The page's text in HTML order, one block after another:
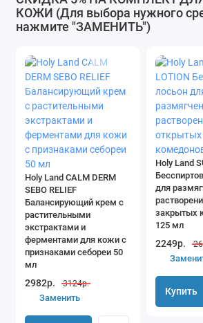
КОЖИ (Для выбора нужного
нажмите "ЗАМЕНИТЬ")
Holy Land CALM DERM
SEBO RELIEF
Балансирующий крем с
растительными
экстрактами и
ферментами для кожи с
признаками себореи 50
мл
2982р. 3124р.
Заменить
Holy Land
для
закрытых
125 мл
2249р.
Купить